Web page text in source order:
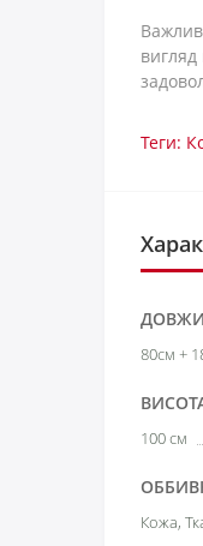
вигляд
Теги:
80см +
100 см
Кожа,